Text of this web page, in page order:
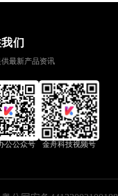
们
供最新产品资讯
公公众号 金舟科技视频号